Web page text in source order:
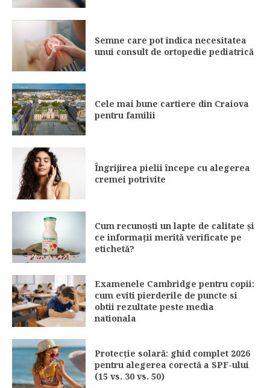
Semne care pot indica necesitatea
unui consult de ortopedie pediatrică
Cele mai bune cartiere din Craiova
pentru familii
Îngrijirea pielii începe cu alegerea
cremei potrivite
Cum recunoști un lapte de calitate și
ce informații merită verificate pe
etichetă?
Examenele Cambridge pentru copii:
cum eviti pierderile de puncte si
obtii rezultate peste media
nationala
Protecție solară: ghid complet 2026
pentru alegerea corectă a SPF-ului
(15 vs. 30 vs. 50)